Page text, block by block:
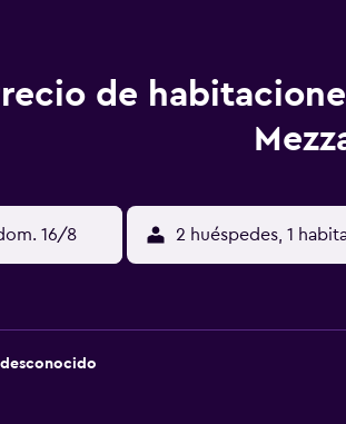
de
16/8 2 huéspedes, 1